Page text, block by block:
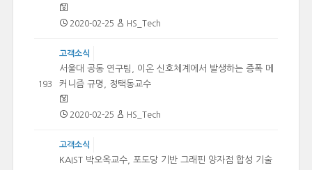
2020-02-25 HS_Tech
193
고객소식
서울대 공동 연구팀, 이온 신호체계에서 발생하는 증폭 메
커니즘 규명, 정택동교수
2020-02-25 HS_Tech
고객소식
KAIST 박오옥교수, 포도당 기반 그래핀 양자점 합성 기술